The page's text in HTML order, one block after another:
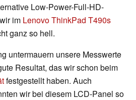
Low-Power-Full-HD-
im Lenovo ThinkPad T490s
ganz so hell.
untermauern unsere Messwerte
Resultat, das wir schon beim
festgestellt haben. Auch
wir bei diesem LCD-Panel so